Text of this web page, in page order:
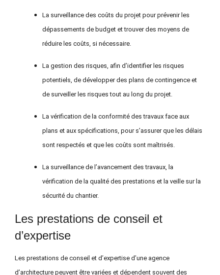
La surveillance des coûts du projet pour prévenir les
dépassements de budget et trouver des moyens de
réduire les coûts, si nécessaire.
La gestion des risques, afin d’identifier les risques
potentiels, de développer des plans de contingence et
de surveiller les risques tout au long du projet.
La vérification de la conformité des travaux face aux
plans et aux spécifications, pour s’assurer que les délais
sont respectés et que les coûts sont maîtrisés.
La surveillance de l’avancement des travaux, la
vérification de la qualité des prestations et la veille sur la
sécurité du chantier.
Les prestations de conseil et
d’expertise
Les prestations de conseil et d’expertise d’une agence
d’architecture peuvent être variées et dépendent souvent des